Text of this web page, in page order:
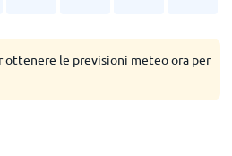
ottenere le previsioni meteo ora per